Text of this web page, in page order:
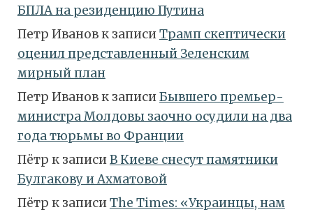
БПЛА на резиденцию Путина
Петр Ивановк записиТрамп скептически
оценил представленный Зеленским
мирный план
Петр Ивановк записиБывшего премьер-
министра Молдовы заочно осудили на два
года тюрьмы во Франции
Пётр к записиВ Киеве снесут памятники
Булгакову и Ахматовой
Пётр к записиТhe Times: «Украинцы, нам